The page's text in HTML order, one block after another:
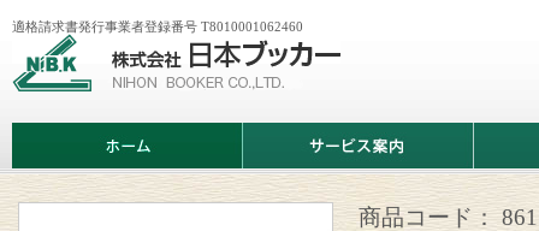
会
日
ッ
カ
適格請求書発行事業者登録番号 T8010001062460
ム
ビ
案
情
商品コード：